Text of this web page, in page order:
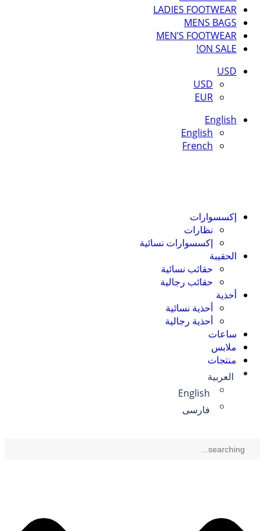
LADIES FOOTWEAR
MENS BAGS
MEN’S FOOTWEAR
ON SALE!
USD
USD
EUR
English
English
French
إكسسوارات
نظارات
إكسسوارات نسائية
الحقيبة
حقائب نسائية
حقائب رجالية
أحذية
أحذية نسائية
أحذية رجالية
ساعات
ملابس
منتجات
العربية
English
فارسی